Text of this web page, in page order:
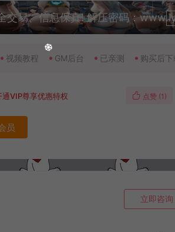
交易、信息保真! 解压密码：
视频教程 GM后台 已亲测 购买后
通VIP尊享优惠特权 点赞 (1 )
员
立即咨询